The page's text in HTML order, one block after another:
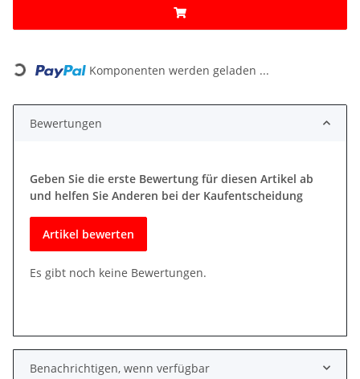
Loading... Komponenten werden geladen ...
Bewertungen
Geben Sie die erste Bewertung für diesen Artikel ab
und helfen Sie Anderen bei der Kaufentscheidung
Artikel bewerten
Es gibt noch keine Bewertungen.
Benachrichtigen, wenn verfügbar